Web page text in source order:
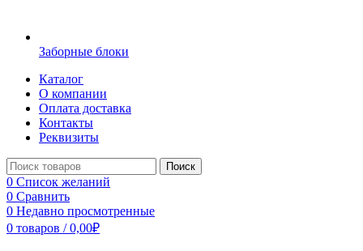
Заборные блоки
Каталог
О компании
Оплата доставка
Контакты
Реквизиты
Поиск
0 Список желаний
0 Сравнить
0 Недавно просмотренные
0 товаров / 0,00₽